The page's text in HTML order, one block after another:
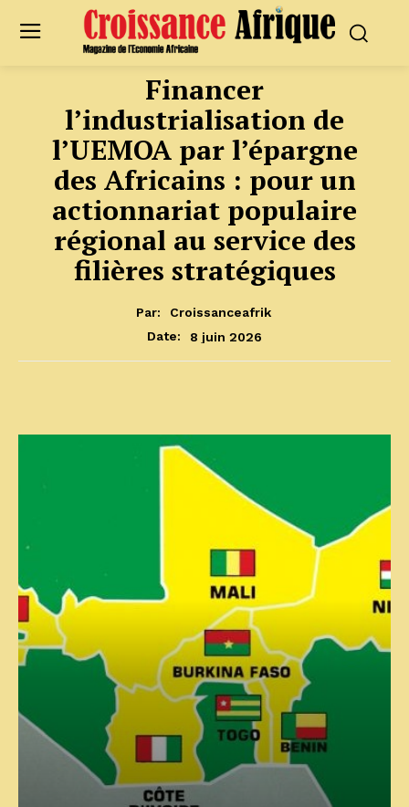
Financer
l’industrialisation de
l’UEMOA par l’épargne
des Africains : pour un
actionnariat populaire
régional au service des
filières stratégiques
Par:
Croissanceafrik
Date:
8 juin 2026